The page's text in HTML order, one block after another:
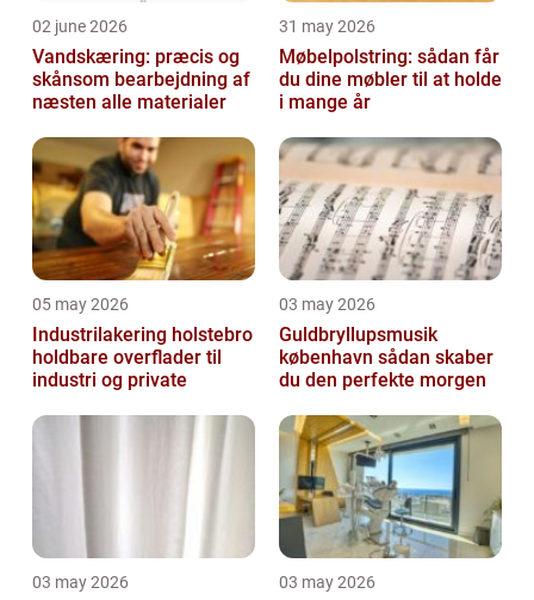
02 june 2026
Vandskæring: præcis og
skånsom bearbejdning af
næsten alle materialer
31 may 2026
Møbelpolstring: sådan får
du dine møbler til at holde
i mange år
05 may 2026
Industrilakering holstebro
holdbare overflader til
industri og private
03 may 2026
Guldbryllupsmusik
københavn sådan skaber
du den perfekte morgen
03 may 2026 03 may 2026